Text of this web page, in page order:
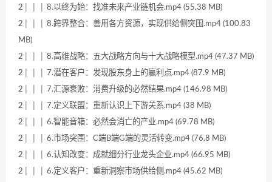
2│ │ │ 8.以终为始：找准未来产业链机会.mp4 (55.38 MB)
2│ │ │ 8.跨界整合：善用各方资源，实现供给侧突围.mp4 (100.83
MB)
2│ │ │ 8.高维战略：五大战略方向与十大战略模型.mp4 (47.37 MB)
2│ │ │ 7.潜在客户：发现股东身上的赢利点.mp4 (87.9 MB)
2│ │ │ 7.汇源衰败：消费升级的必然结果.mp4 (146.98 MB)
2│ │ │ 7.定义联盟：重新认识上下游关系.mp4 (38 MB)
2│ │ │ 6.智能音箱：必然会消亡的产业.mp4 (69.78 MB)
2│ │ │ 6.市场突围：C端B端G端的灵活转变.mp4 (76.8 MB)
2│ │ │ 6.认知改变：成就细分行业龙头企业.mp4 (66.95 MB)
2│ │ │ 6.定义客户：重新洞察市场供给侧.mp4 (45.62 MB)